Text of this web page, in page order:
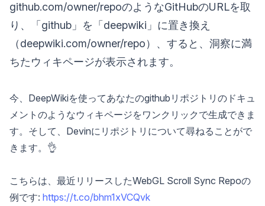
github.com/owner/repoのようなGitHubのURLを取
り、「github」を「deepwiki」に置き換え
（deepwiki.com/owner/repo）、すると、洞察に満
ちたウィキページが表示されます。
今、DeepWikiを使ってあなたのgithubリポジトリのドキュ
メントのようなウィキページをワンクリックで生成できま
す。そして、Devinにリポジトリについて尋ねることがで
きます。👌
こちらは、最近リリースしたWebGL Scroll Sync Repoの
例です: https://t.co/bhm1xVCQvk